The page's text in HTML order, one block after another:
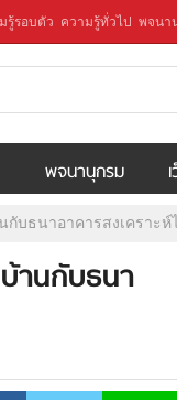
รู้รอบตัว ความรู้ทั่วไป พจนา
พจนานุกรม
บธนาอาคารสงเคราะห์
านกับธนา